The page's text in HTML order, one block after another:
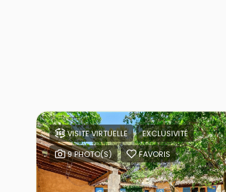
VISITE VIRTUELLE
EXCLUSIVITÉ
9 PHOTO(S)
FAVORIS